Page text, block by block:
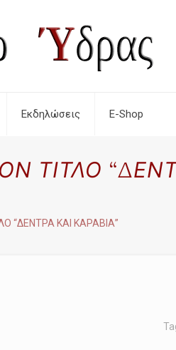
Εκδηλώσεις E-Shop
ΤΙΤΛΟ
“ΔΕΝΤΡΑ ΚΑΙ ΚΑΡΑΒΙΑ”